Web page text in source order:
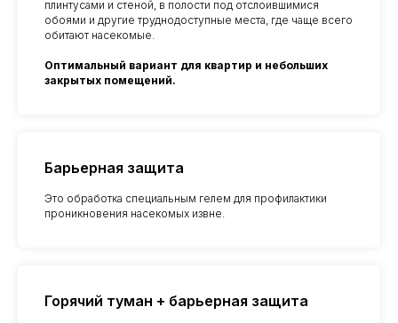
плинтусами и стеной, в полости под отслоившимися
обоями и другие труднодоступные места, где чаще всего
обитают насекомые.
Оптимальный вариант для квартир и небольших
закрытых помещений.
Барьерная защита
Это обработка специальным гелем для профилактики
проникновения насекомых извне.
Горячий туман + барьерная защита